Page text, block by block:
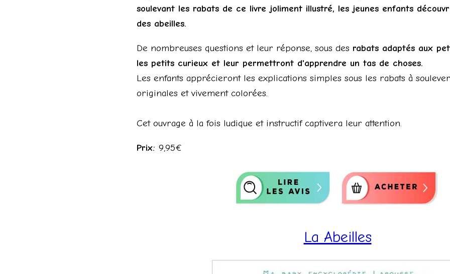
soulevant les rabats de ce livre joliment illustré, les jeunes enfants
des abeilles.
De nombreuses questions et leur réponse, sous des rabats adaptés aux
les petits curieux et leur permettront d'apprendre un tas de choses.
Les enfants apprécieront les explications simples sous les rabats à
originales et vivement colorées.
Cet ouvrage à la fois ludique et instructif captivera leur attention.
Prix: 9,95€
La Abeilles